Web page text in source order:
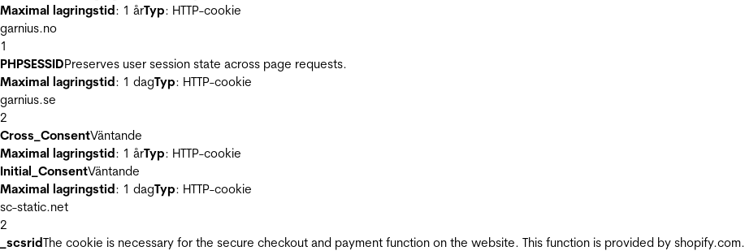
Maximal lagringstid: 1 årTyp: HTTP-cookie
garnius.no
1
PHPSESSIDPreserves user session state across page requests.
Maximal lagringstid: 1 dagTyp: HTTP-cookie
garnius.se
2
Cross_ConsentVäntande
Maximal lagringstid: 1 årTyp: HTTP-cookie
Initial_ConsentVäntande
Maximal lagringstid: 1 dagTyp: HTTP-cookie
sc-static.net
2
_scsridThe cookie is necessary for the secure checkout and payment function on the website. This function is provided by shopify.com.